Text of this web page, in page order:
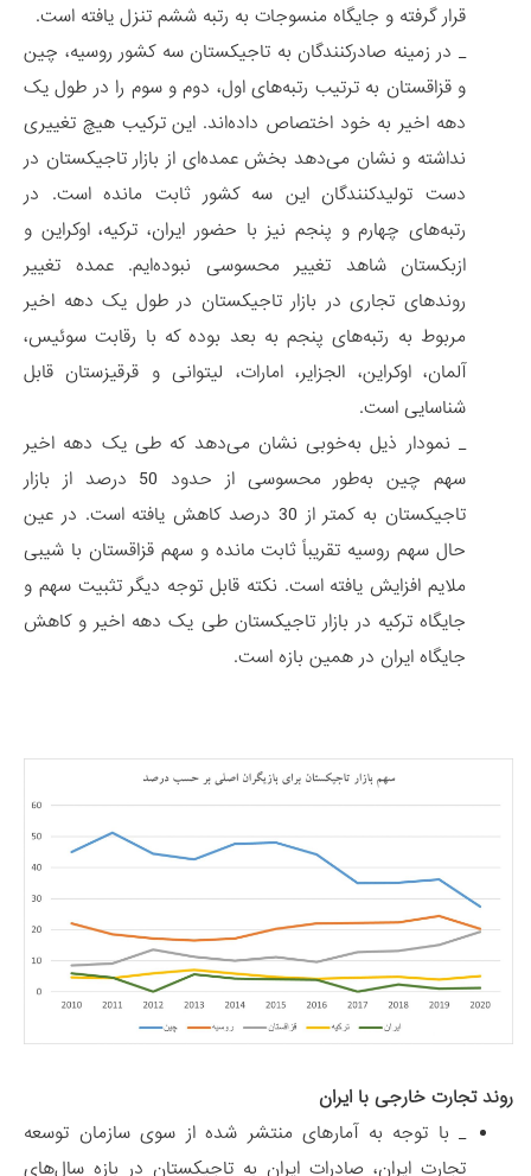
قرار گرفته و جایگاه منسوجات به رتبه ششم تنزل یافته است.
_ در زمینه صادرکنندگان به تاجیکستان سه کشور روسیه، چین
و قزاقستان به ترتیب رتبه‌های اول، دوم و سوم را در طول یک
دهه اخیر به خود اختصاص داده‌اند. این ترکیب هیچ تغییری
نداشته و نشان می‌دهد بخش عمده‌ای از بازار تاجیکستان در
دست تولیدکنندگان این سه کشور ثابت مانده است. در
رتبه‌های چهارم و پنجم نیز با حضور ایران، ترکیه، اوکراین و
ازبکستان شاهد تغییر محسوسی نبوده‌ایم. عمده تغییر
روندهای تجاری در بازار تاجیکستان در طول یک دهه اخیر
مربوط به رتبه‌های پنجم به بعد بوده که با رقابت سوئیس،
آلمان، اوکراین، الجزایر، امارات، لیتوانی و قرقیزستان قابل
شناسایی است.
_ نمودار ذیل به‌خوبی نشان می‌دهد که طی یک دهه اخیر
سهم چین به‌طور محسوسی از حدود 50 درصد از بازار
تاجیکستان به کمتر از 30 درصد کاهش یافته است. در عین
حال سهم روسیه تقریباً ثابت مانده و سهم قزاقستان با شیبی
ملایم افزایش یافته است. نکته قابل توجه دیگر تثبیت سهم و
جایگاه ترکیه در بازار تاجیکستان طی یک دهه اخیر و کاهش
جایگاه ایران در همین بازه است.
روند تجارت خارجی با ایران
_ با توجه به آمارهای منتشر شده از سوی سازمان توسعه
تجارت ایران، صادرات ایران به تاجیکستان در بازه سال‌های